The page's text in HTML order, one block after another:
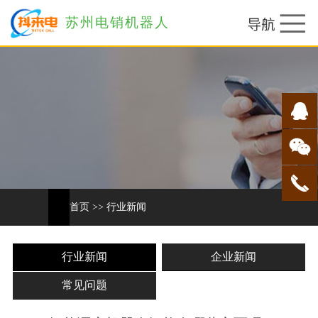
苏州电销机器人
首页 >> 行业新闻
行业新闻 企业新闻
常见问题